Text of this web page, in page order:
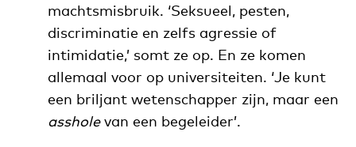
machtsmisbruik. ‘Seksueel, pesten,
discriminatie en zelfs agressie of
intimidatie,’ somt ze op. En ze komen
allemaal voor op universiteiten. ‘Je kunt
een briljant wetenschapper zijn, maar een
assholevan een begeleider’.